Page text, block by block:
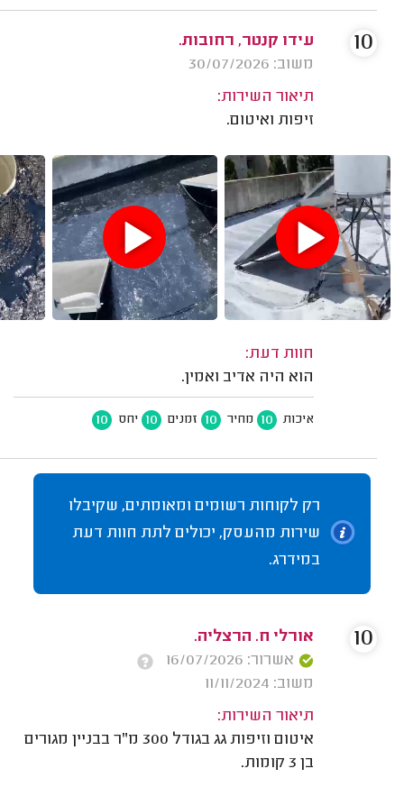
עידו קנטר, רחובות.
משוב: 30/07/2026
תיאור השירות:
זיפות ואיטום.
חוות דעת:
הוא היה אדיב ואמין.
איכות 10 מחיר 10 זמנים 10 יחס 10
10
רק לקוחות רשומים ומאומתים, שקיבלו
שירות מהעסק, יכולים לתת חוות דעת
במידרג.
אורלי ח. הרצליה.
אשרור: 16/07/2026
משוב: 11/11/2024
תיאור השירות:
איטום וזיפות גג בגודל 300 מ"ר בבניין מגורים
בן 3 קומות.
10